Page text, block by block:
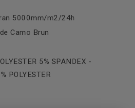
5000mm/m2/24h
Camo Brun
5% SPANDEX -
POLYESTER